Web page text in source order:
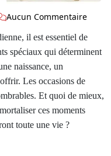
Aucun Commentaire
il est essentiel de
spéciaux qui déterminent
naissance, un
Les occasions de
Et quoi de mieux,
ces moments
toute une vie ?